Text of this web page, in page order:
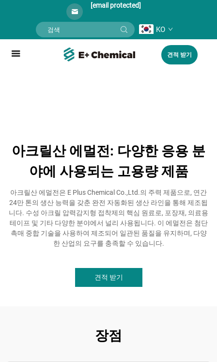
[email protected]
KO
견적 받기
아크릴산 에멀전: 다양한 응용 분
야에 사용되는 고용량 제품
아크릴산 에멀전은 E Plus Chemical Co.,Ltd.의 주력 제품으로, 연간
24만 톤의 생산 능력을 갖춘 완전 자동화된 생산 라인을 통해 제조됩
니다. 수성 아크릴 압력감지형 접착제의 핵심 원료로, 포장재, 의료용
테이프 및 기타 다양한 분야에서 널리 사용됩니다. 이 에멀전은 첨단
촉매 중합 기술을 사용하여 제조되어 일관된 품질을 유지하며, 다양
한 산업의 요구를 충족할 수 있습니다.
견적 받기
장점